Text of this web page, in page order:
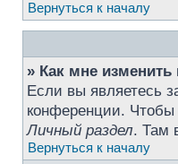
Вернуться к началу
» Как мне
Если вы являетесь
конференции. Чтобы
Личный раздел. Там
Вернуться к началу